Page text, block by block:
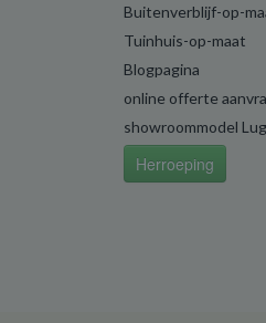
Buitenverblijf-op-
Tuinhuis-op-maat
Blogpagina
online offerte
showroommodel
Herroeping